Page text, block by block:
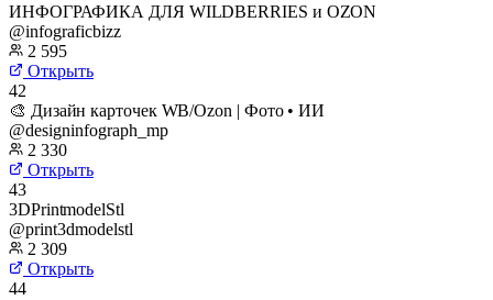
ИНФОГРАФИКА ДЛЯ WILDBERRIES и OZON
@infograficbizz
2 595
Открыть
42
🎨 Дизайн карточек WB/Ozon | Фото • ИИ
@designinfograph_mp
2 330
Открыть
43
3DPrintmodelStl
@print3dmodelstl
2 309
Открыть
44